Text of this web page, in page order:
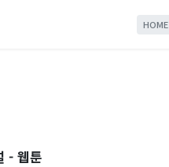
HOME
- 웹툰